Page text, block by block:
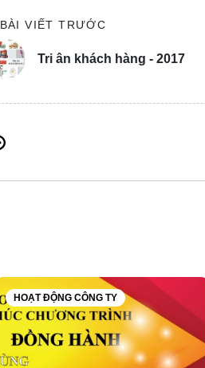
BÀI VIẾT TRƯỚC
Tri ân khách hàng - 2017
HOẠT ĐỘNG CÔNG TY